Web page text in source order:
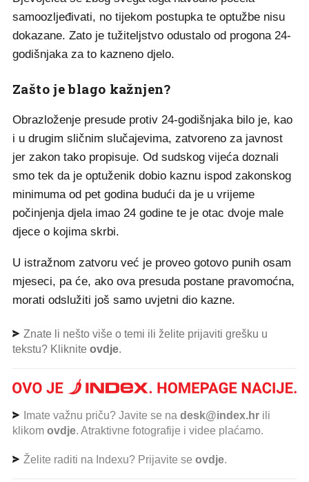
samoozljeđivati, no tijekom postupka te optužbe nisu
dokazane. Zato je tužiteljstvo odustalo od progona 24-
godišnjaka za to kazneno djelo.
Zašto je blago kažnjen?
Obrazloženje presude protiv 24-godišnjaka bilo je, kao
i u drugim sličnim slučajevima, zatvoreno za javnost
jer zakon tako propisuje. Od sudskog vijeća doznali
smo tek da je optuženik dobio kaznu ispod zakonskog
minimuma od pet godina budući da je u vrijeme
počinjenja djela imao 24 godine te je otac dvoje male
djece o kojima skrbi.
U istražnom zatvoru već je proveo gotovo punih osam
mjeseci, pa će, ako ova presuda postane pravomoćna,
morati odslužiti još samo uvjetni dio kazne.
Znate li nešto više o temi ili želite prijaviti grešku u
tekstu? Kliknite ovdje.
Imate važnu priču? Javite se na desk@index.hr ili
klikom ovdje. Atraktivne fotografije i videe plaćamo.
Želite raditi na Indexu? Prijavite se ovdje.